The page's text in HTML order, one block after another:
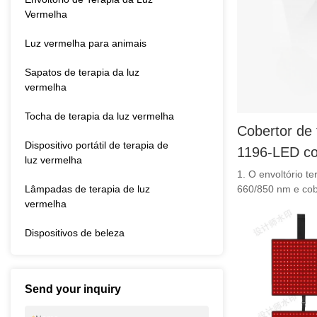
Vermelha
Luz vermelha para animais
Sapatos de terapia da luz
vermelha
Tocha de terapia da luz vermelha
Dispositivo portátil de terapia de
luz vermelha
Lâmpadas de terapia de luz
vermelha
Dispositivos de beleza
Send your inquiry
Cobertor de
1196-LED
onda
modos,
uso
1. O envoltório
660/850 nm e
escolha, como o
minutos
no corpo,
aumentando a
de enzimas
fornece energia
forma